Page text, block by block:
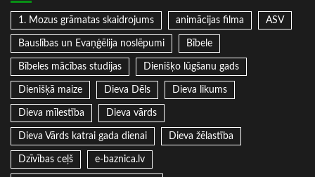
1. Mozus grāmatas skaidrojums animācijas filma ASV
Bauslības un Evaņģēlija noslēpumi Bībele
Bībeles mācības studijas Dienišķo lūgšanu gads
Dienišķā maize Dieva Dēls Dieva likums
Dieva mīlestība Dieva vārds
Dieva Vārds katrai gada dienai Dieva žēlastība
Dzīvības ceļš e-baznica.lv